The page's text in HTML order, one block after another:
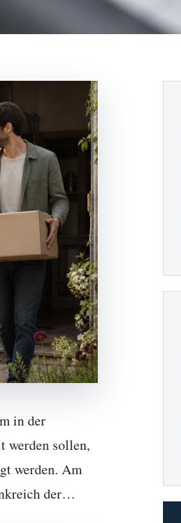
in der
werden sollen,
werden. Am
der…